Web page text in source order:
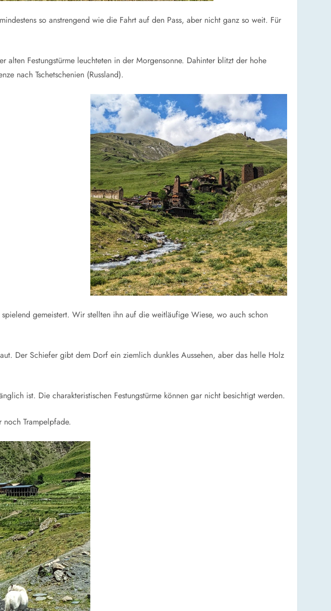
so anstrengend wie die Fahrt auf den Pass, aber nicht ganz so weit. Für
Festungstürme leuchteten in der Morgensonne. Dahinter blitzt der hohe
nach Tschetschenien (Russland).
gemeistert. Wir stellten ihn auf die weitläufige Wiese, wo auch schon
Der Schiefer gibt dem Dorf ein ziemlich dunkles Aussehen, aber das helle Holz
ist. Die charakteristischen Festungstürme können gar nicht besichtigt werden.
Trampelpfade.